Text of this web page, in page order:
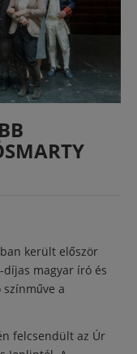
került először
magyar író és
a
felcsendült az Úr